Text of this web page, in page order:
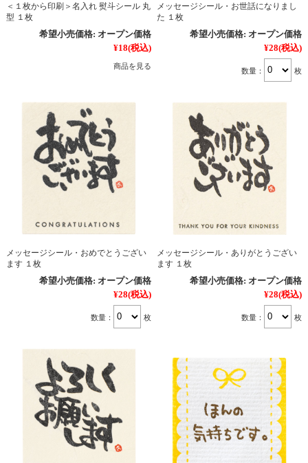
＜１枚から印刷＞名入れ 熨斗シール 丸
型 １枚
希望小売価格: オープン価格
¥18(税込)
商品を見る
メッセージシール・お世話になりまし
た １枚
希望小売価格: オープン価格
¥28(税込)
数量： 枚
メッセージシール・おめでとうござい
ます １枚
希望小売価格: オープン価格
¥28(税込)
数量： 枚
メッセージシール・ありがとうござい
ます １枚
希望小売価格: オープン価格
¥28(税込)
数量： 枚